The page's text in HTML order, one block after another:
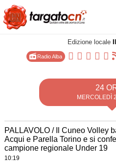
Edizione locale
Radio Alba
24
MERCOLEDÌ
PALLAVOLO / Il Cuneo Volley
Acqui e Parella Torino e si
campione regionale Under 19
10:19